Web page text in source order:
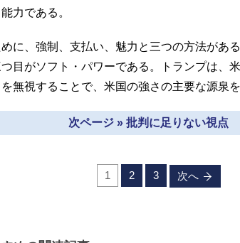
力である。
に、強制、支払い、魅力と三つの方法があ
目がソフト・パワーである。トランプは、
無視することで、米国の強さの主要な源泉
次ページ » 批判に足りない視点
1 2 3 次へ